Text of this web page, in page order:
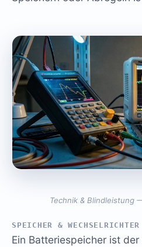
Technik & Blindleistung
SPEICHER &
Ein Batteriespeicher ist